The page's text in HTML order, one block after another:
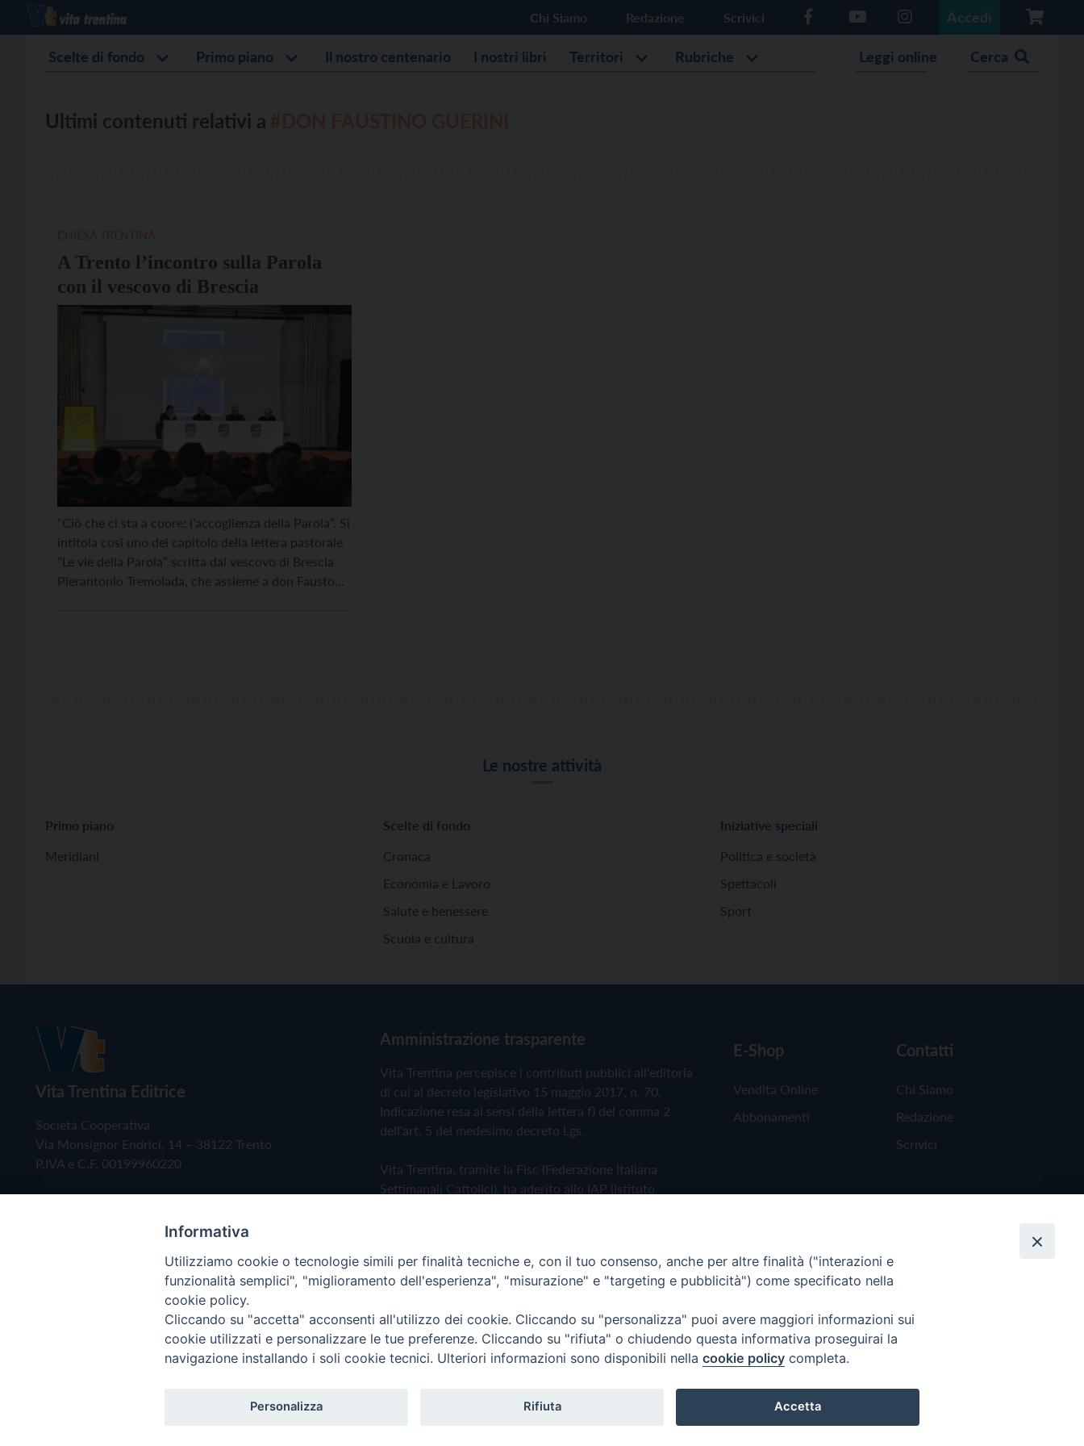
Chi Siamo Redazione Scrivici Accedi
Scelte di fondo Primo piano Il nostro centenario I nostri libri Territori Rubriche Leggi online Cerca
Ultimi contenuti relativi a
A Trento l’incontro sulla Parola
con il vescovo di Brescia
“Ciò che ci sta a cuore: l’accoglienza della Parola”. Si
intitola così uno dei capitolo della lettera pastorale
“Le vie della Parola” scritta dal vescovo di Brescia
Pierantonio Tremolada, che assieme a don Fausto
Le nostre attività
Primo piano
Meridiani
Scelte di fondo
Cronaca
Economia e Lavoro
Salute e benessere
Scuola e cultura
Iniziative speciali
Politica e società
Spettacoli
Sport
Vita Trentina Editrice
Società Cooperativa
Via Monsignor Endrici, 14 – 38122 Trento
P.IVA e C.F. 00199960220
Amministrazione trasparente
Vita Trentina percepisce i contributi pubblici all'editoria
di cui al decreto legislativo 15 maggio 2017, n. 70.
Indicazione resa ai sensi della lettera f) del comma 2
dell'art. 5 del medesimo decreto Lgs.
Vita Trentina, tramite la Fisc (Federazione Italiana
Settimanali Cattolici), ha aderito allo IAP (Istituto
Privacy Policy Cookie Policy
E-Shop
Vendita Online
Abbonamenti
Contatti
Chi Siamo
Redazione
Scrivici
Copyright © 2019 - Tutti i diritti riservati - Vita Trentina Editrice
Informativa
Utilizziamo cookie o tecnologie simili per finalità tecniche e, con il tuo consenso, anche per altre finalità ("interazioni e
funzionalità semplici", "miglioramento dell'esperienza", "misurazione" e "targeting e pubblicità") come specificato nella
cookie policy.
Cliccando su "accetta" acconsenti all'utilizzo dei cookie. Cliccando su "personalizza" puoi avere maggiori informazioni sui
cookie utilizzati e personalizzare le tue preferenze. Cliccando su "rifiuta" o chiudendo questa informativa proseguirai la
navigazione installando i soli cookie tecnici. Ulteriori informazioni sono disponibili nella cookie policy completa.
Personalizza Rifiuta Accetta